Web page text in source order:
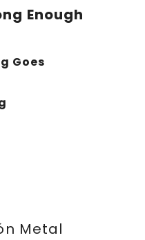
Enough
Goes
Metal